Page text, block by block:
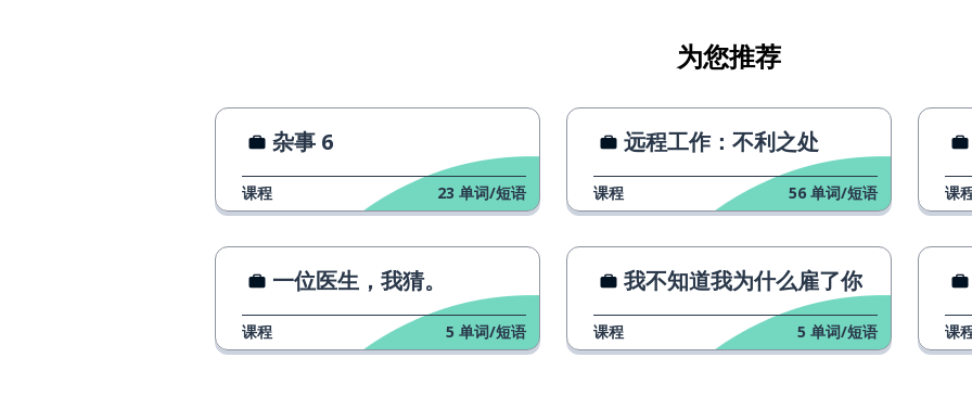
avere una buona considerazione
一般的
有能力的
为您推荐
杂事 6
课程 23 单词/短语
远程工作：不利之处
课程 56 单词/短语 课
一位医生，我猜。
课程 5 单词/短语
我不知道我为什么雇了你
课程 5 单词/短语 课